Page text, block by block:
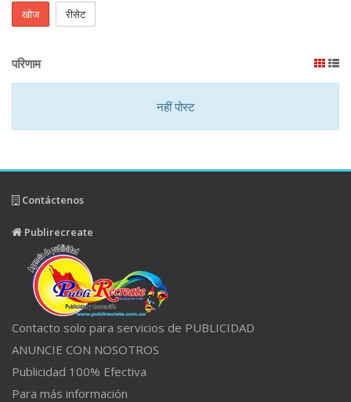
खोज रीसेट
परिणाम
नहीं पोस्ट
Contáctenos
Publirecreate
Contacto solo para servicios de PUBLICIDAD
ANUNCIE CON NOSOTROS
Publicidad 100% Efectiva
Para más información